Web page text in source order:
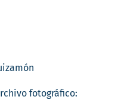
fotográfico: